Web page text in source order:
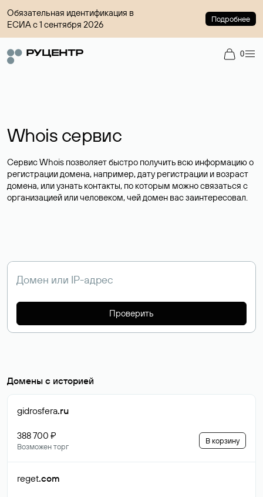
Обязательная идентификация в
ЕСИА с 1 сентября 2026
Подробнее
0
Whois сервис
Сервис Whois позволяет быстро получить всю информацию о
регистрации домена, например, дату регистрации и возраст
домена, или узнать контакты, по которым можно связаться с
организацией или человеком, чей домен вас заинтересовал.
Проверить
Домены с историей
gidrosfera.ru
388 700 ₽
Возможен торг
В корзину
reget.com